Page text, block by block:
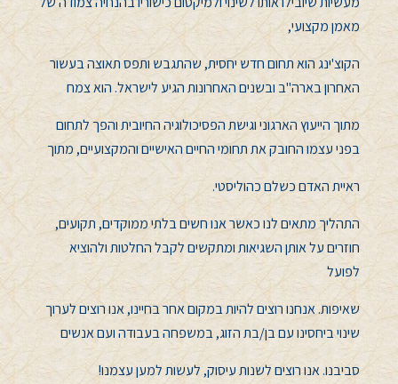
מאמן מקצועי,
הקוצ'ינג הוא תחום חדש יחסית, שהתגבש ותפס תאוצה בעשור
האחרון בארה"ב ובשנים האחרונות הגיע לישראל. הוא צמח
מתוך הייעוץ הארגוני וגישת הפסיכולוגיה החיובית והפך לתחום
בפני עצמו החובק את תחומי החיים האישיים והמקצועיים, מתוך
ראיית האדם כשלם כהוליסטי.
התהליך מתאים לנו כאשר אנו חשים בלתי ממוקדים, תקועים,
חוזרים על אותן השגיאות ומתקשים לקבל החלטות ולהוציא
לפועל
שאיפות. אנחנו רוצים להיות במקום אחר בחיינו, אנו רוצים לערוך
שינוי ביחסינו עם בן/בת הזוג, במשפחה בעבודה ועם אנשים
סביבנו. אנו רוצים לשנות עיסוק, לעשות למען עצמנו!